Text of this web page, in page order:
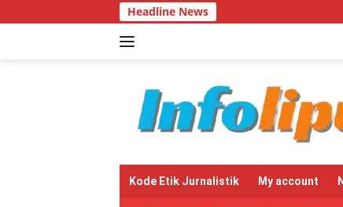
ke
Headline News Ketua
Kode Etik Jurnalistik My account